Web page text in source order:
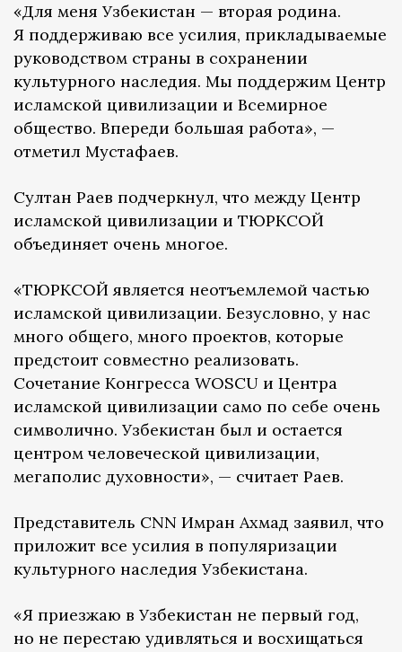
«Для меня Узбекистан — вторая родина.
Я поддерживаю все усилия, прикладываемые
руководством страны в сохранении
культурного наследия. Мы поддержим Центр
исламской цивилизации и Всемирное
общество. Впереди большая работа», —
отметил Мустафаев.
Султан Раев подчеркнул, что между Центр
исламской цивилизации и ТЮРКСОЙ
объединяет очень многое.
«ТЮРКСОЙ является неотъемлемой частью
исламской цивилизации. Безусловно, у нас
много общего, много проектов, которые
предстоит совместно реализовать.
Сочетание Конгресса WOSCU и Центра
исламской цивилизации само по себе очень
символично. Узбекистан был и остается
центром человеческой цивилизации,
мегаполис духовности», — считает Раев.
Представитель CNN Имран Ахмад заявил, что
приложит все усилия в популяризации
культурного наследия Узбекистана.
«Я приезжаю в Узбекистан не первый год,
но не перестаю удивляться и восхищаться